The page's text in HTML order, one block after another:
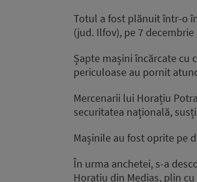
Totul a fost plănuit într-o
(jud. Ilfov), pe 7 decembrie
Șapte mașini încărcate
periculoase au pornit
Mercenarii lui Horațiu
securitatea națională,
Mașinile au fost oprite pe
În urma anchetei, s-a
Horațiu din Mediaș, plin